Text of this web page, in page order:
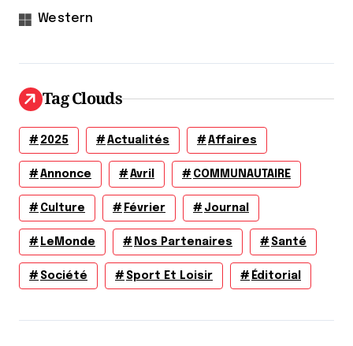
Western
Tag Clouds
2025 Actualités Affaires
Annonce Avril COMMUNAUTAIRE
Culture Février Journal
LeMonde Nos Partenaires Santé
Société Sport Et Loisir Éditorial